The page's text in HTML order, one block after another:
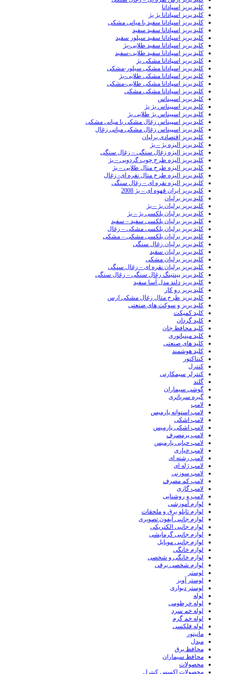
کلید پریز اسپادانا
کلید پریز اسپادانا بژ بژ
کلید پریز اسپادانا سفید با میانی مشکی
کلید پریز اسپادانا سفید سفید
کلید پریز اسپادانا سفید سیلور سفید
کلید پریز اسپادانا سفید طلایی-بژ
کلید پریز اسپادانا سفید طلایی-سفید
کلید پریز اسپادانا مشکی بژ
کلید پریز اسپادانا مشکی سیلور-مشکی
کلید پریز اسپادانا مشکی طلایی-بژ
کلید پریز اسپادانا مشکی طلایی-مشکی
کلید پریز اسپادانا مشکی مشکی
کلید پریز اسپیناس
کلید پریز اسپیناس بژ بژ
کلید پریز اسپیناس بژ طلایی بژ
کلید پریز اسپیناس زغال مشکی با میانی مشکی
کلید پریز اسپیناس زغال مشکی میانی زغال
کلید پریز اقتصادی برلیان
کلید پریز الیزه بژ – بژ
کلید پریز الیزه زغال سنگی – زغال سنگی
کلید پریز الیزه طرح چوب گردویی – بژ
کلید پریز الیزه طرح متال طلایی – بژ
کلید پریز الیزه طرح متال نقره ای- زغال
کلید پریز الیزه نقره ای – زغال سنگی
کلید پریز ایران قهوه ای – بژ 2008
کلید پریز برلیان
کلید پریز برلیان بژ – بژ
کلید پریز برلیان پلکسی بژ – بژ
کلید پریز برلیان پلکسی سفید – سفید
کلید پریز برلیان پلکسی مشکی – زغال
کلید پریز برلیان پلکسی مشکی – مشکی
کلید پریز برلیان زغال سنگی
کلید پریز برلیان سفید
کلید پریز برلیان مشکی
کلید پریز برلیان نقره ای – زغال سنگی
کلید پریز پینتینگ زغال سنگی – زغال سنگی
کلید پریز دلند مدل آسا سفید
کلید پریز رو کار
کلید پریز طرح متال زغال مشکی ارس
کلید پریز و سوکت های صنعتی
کلید کمپکت
کلید گردان
کلید محافظ جان
کلید مینیاتوری
کلید های صنعتی
کلید هوشمند
کنتاکتور
کنترل
کنترلر سیمکارتی
گلند
گوشی سیماران
گیره سرباتری
لامپ
لامپ استوانه پارمیس
لامپ اشکی
لامپ اشکی پارمیس
لامپ پرمصرف
لامپ حبابی پارمیس
لامپ خیاری
لامپ رشته ای
لامپ ژله ای
لامپ سوزنی
لامپ کم مصرف
لامپ گازی
لامپ و روشنایی
لوازم آموزشی
لوازم تابلو برق و ملحقات
لوازم جانبی آیفون تصویری
لوازم جانبی الکتریکی
لوازم جانبی گرمایشی
لوازم جانبی موبایل
لوازم خانگی
لوازم خانگی و شخصی
لوازم شخصی برقی
لوستر
لوستر آویز
لوستر دیواری
لوله
لوله خرطومی
لوله خم سرد
لوله خم گرم
لوله فلکسی
مانیتور
مبدل
محافظ برق
محافظ سیماران
محصولات
محصولات اکسس کنترل